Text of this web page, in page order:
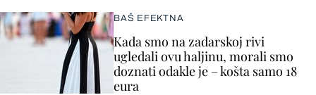
BAŠ EFEKTNA
Kada smo na zadarskoj rivi
ugledali ovu haljinu, morali smo
doznati odakle je – košta samo 18
eura